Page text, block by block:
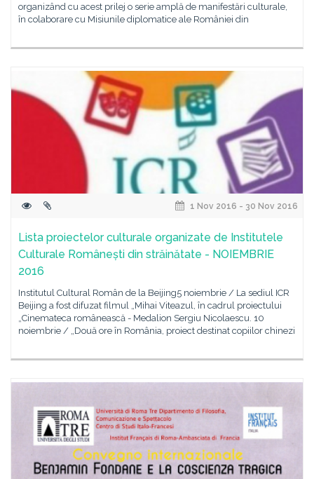
organizând cu acest prilej o serie amplă de manifestări culturale,
în colaborare cu Misiunile diplomatice ale României din
1 Nov 2016 - 30 Nov 2016
Lista proiectelor culturale organizate de Institutele
Culturale Românești din străinătate - NOIEMBRIE
2016
Institutul Cultural Român de la Beijing5 noiembrie / La sediul ICR
Beijing a fost difuzat filmul „Mihai Viteazul, în cadrul proiectului
„Cinemateca românească - Medalion Sergiu Nicolaescu. 10
noiembrie / „Două ore în România, proiect destinat copiilor chinezi